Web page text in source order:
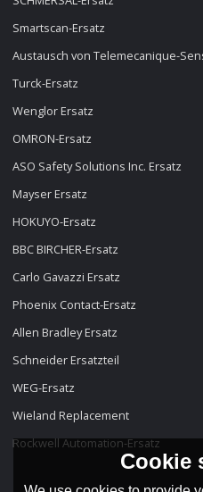
Smartscan-Ersatz
Austausch von Telemecanique-
Turck-Ersatz
Wenglor Ersatz
OMRON-Ersatz
ASO Safety Solutions Inc. Ersatz
Mayser Ersatz
HOKUYO-Ersatz
BBC BIRCHER-Ersatz
Carlo Gavazzi Ersatz
Phoenix Contact-Ersatz
Allen Bradley Ersatz
Schneider Ersatzteil
WEG-Ersatz
Wieland Replacement
Rockwell Automation-Ersatz
Cookie